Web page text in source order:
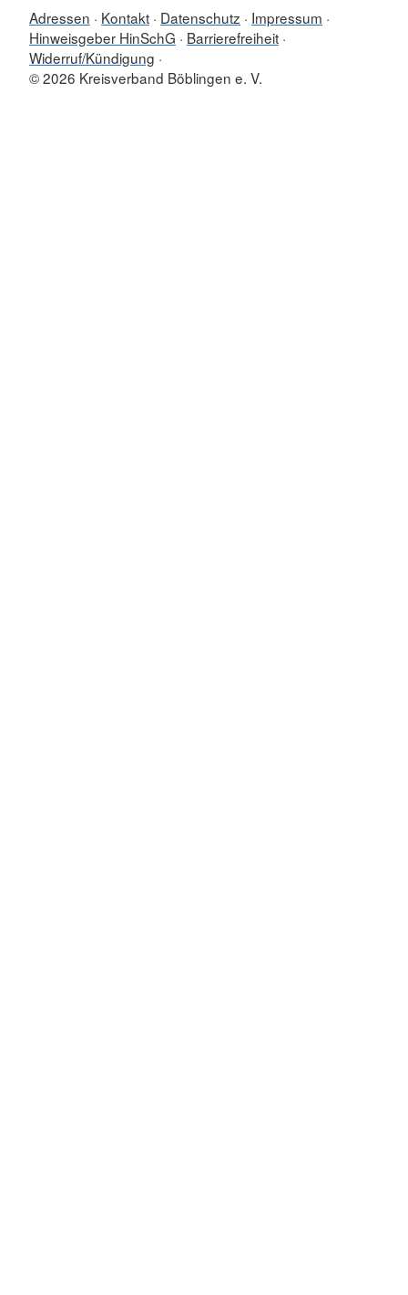
Adressen Kontakt Datenschutz
Impressum
Hinweisgeber HinSchG
Barrierefreiheit
Widerruf/Kündigung
© 2026 Kreisverband Böblingen e. V.